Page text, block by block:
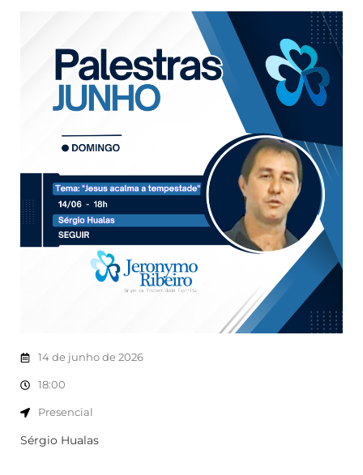
14 de junho de 2026
18:00
Presencial
Sérgio Hualas